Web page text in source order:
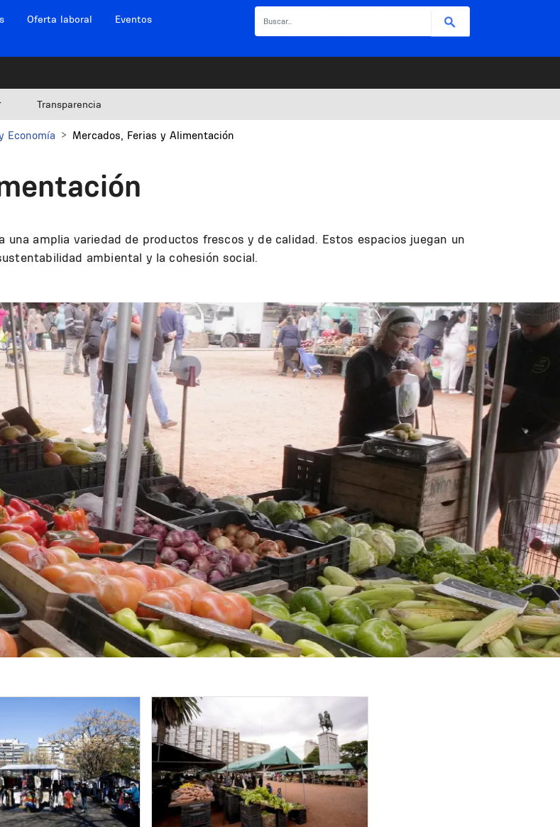
Oferta laboral Eventos
Transparencia
Economía Mercados, Ferias y Alimentación
amplia variedad de productos frescos y de calidad. Estos espacios juegan un
ambiental y la cohesión social.
Image